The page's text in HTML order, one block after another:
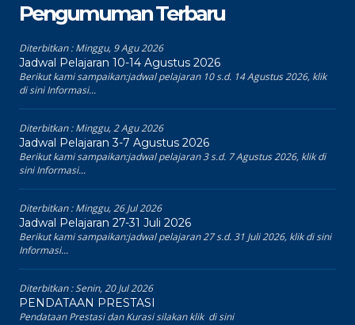
Pengumuman Terbaru
Diterbitkan :Minggu, 9 Agu 2026
Jadwal Pelajaran 10-14 Agustus 2026
Berikut kami sampaikan:jadwal pelajaran 10 s.d. 14 Agustus 2026, klik
di sini Informasi...
Diterbitkan :Minggu, 2 Agu 2026
Jadwal Pelajaran 3-7 Agustus 2026
Berikut kami sampaikan:jadwal pelajaran 3 s.d. 7 Agustus 2026, klik di
sini Informasi...
Diterbitkan :Minggu, 26 Jul 2026
Jadwal Pelajaran 27-31 Juli 2026
Berikut kami sampaikan:jadwal pelajaran 27 s.d. 31 Juli 2026, klik di sini
Informasi...
Diterbitkan :Senin, 20 Jul 2026
PENDATAAN PRESTASI
Pendataan Prestasi dan Kurasi silakan klik di sini